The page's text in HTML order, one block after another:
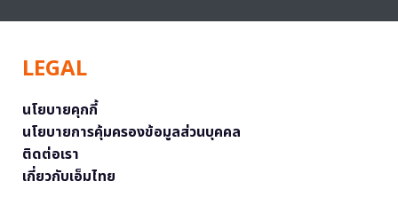
LEGAL
นโยบายคุกกี้
นโยบายการคุ้มครองข้อมูลส่วนบุคคล
ติดต่อเรา
เกี่ยวกับเอ็มไทย